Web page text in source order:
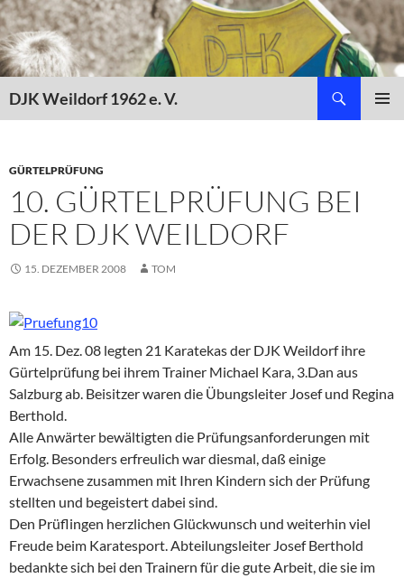
Zum
Inhalt
springen
DJK Weildorf 1962 e. V.
GÜRTELPRÜFUNG
10. GÜRTELPRÜFUNG BEI
DER DJK WEILDORF
15. DEZEMBER 2008 TOM
Am 15. Dez. 08 legten 21 Karatekas der DJK Weildorf ihre
Gürtelprüfung bei ihrem Trainer Michael Kara, 3.Dan aus
Salzburg ab. Beisitzer waren die Übungsleiter Josef und Regina
Berthold.
Alle Anwärter bewältigten die Prüfungsanforderungen mit
Erfolg. Besonders erfreulich war diesmal, daß einige
Erwachsene zusammen mit Ihren Kindern sich der Prüfung
stellten und begeistert dabei sind.
Den Prüflingen herzlichen Glückwunsch und weiterhin viel
Freude beim Karatesport. Abteilungsleiter Josef Berthold
bedankte sich bei den Trainern für die gute Arbeit, die sie im